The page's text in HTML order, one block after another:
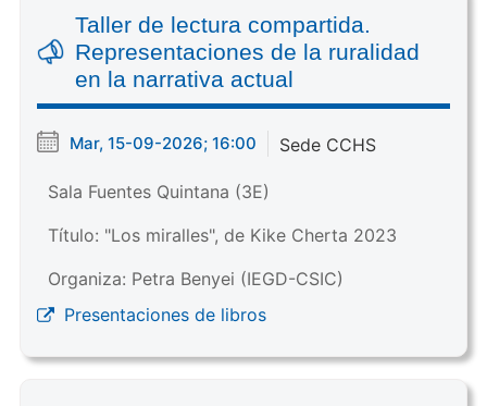
Taller de lectura compartida.
Representaciones de la ruralidad
en la narrativa actual
Mar, 15-09-2026; 16:00 Sede CCHS
Sala Fuentes Quintana (3E)
Título: "Los miralles", de Kike Cherta 2023
Organiza: Petra Benyei (IEGD-CSIC)
Presentaciones de libros